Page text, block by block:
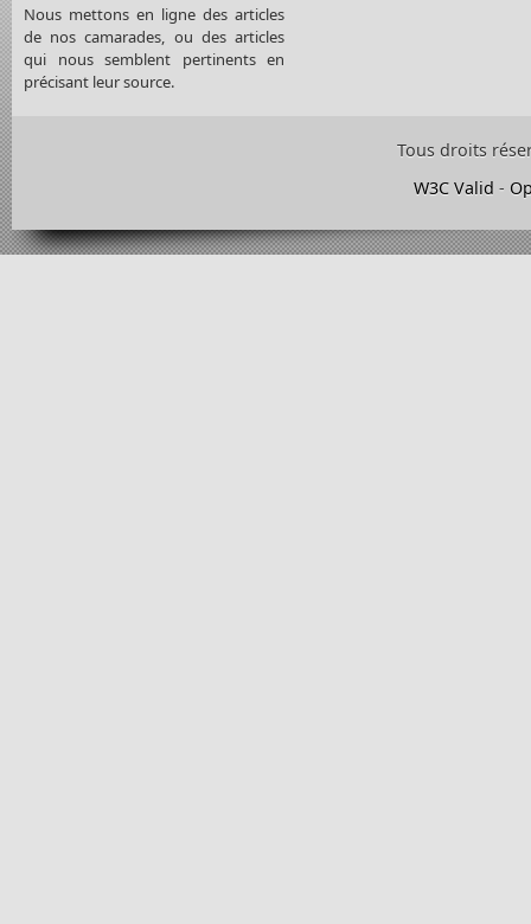
Nous mettons en ligne des articles
de nos camarades, ou des articles
qui nous semblent pertinents en
précisant leur source.
Tous droits
W3C Valid -